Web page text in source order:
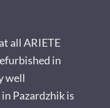
all ARIETE
in
well
Pazardzhik is